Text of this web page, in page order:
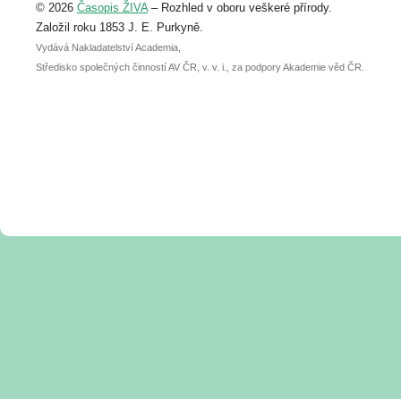
abstraktu přihlášené přednášky nebo
posteru je už 30. června.
© 2026 Časopis ŽIVA– Rozhled v oboru veškeré přírody.
Založil roku 1853 J. E. Purkyně.
Vydává Nakladatelství Academia,
Středisko společných činností AV ČR, v. v. i., za podpory Akademie věd ČR.